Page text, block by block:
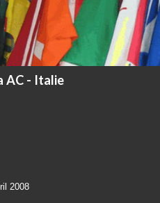
AC - Italie
2008